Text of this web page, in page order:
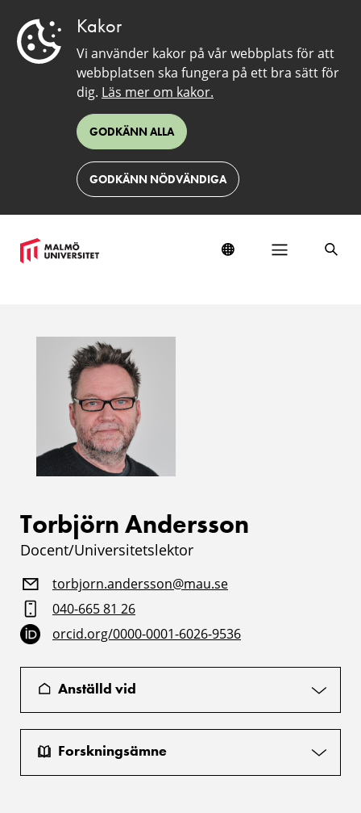
Kakor
Vi använder kakor på vår webbplats för att
webbplatsen ska fungera på ett bra sätt för
dig. Läs mer om kakor.
GODKÄNN ALLA
GODKÄNN NÖDVÄNDIGA
Torbjörn Andersson
Docent/Universitetslektor
torbjorn.andersson@mau.se
040-665 81 26
orcid.org/0000-0001-6026-9536
Anställd vid
Forskningsämne